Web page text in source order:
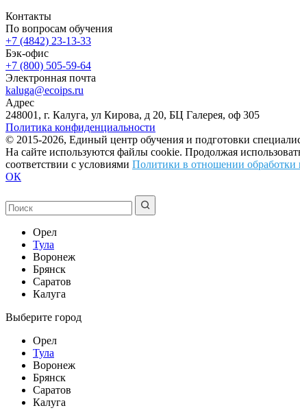
Контакты
По вопросам обучения
+7 (4842) 23-13-33
Бэк-офис
+7 (800) 505-59-64
Электронная почта
kaluga@ecoips.ru
Адрес
248001, г. Калуга, ул Кирова, д 20, БЦ Галерея, оф 305
Политика конфиденциальности
© 2015-2026, Единый центр обучения и подготовки
На сайте используются файлы cookie. Продолжая
соответствии с условиями Политики в отношении обработки
ОК
Орел
Тула
Воронеж
Брянск
Саратов
Калуга
Выберите город
Орел
Тула
Воронеж
Брянск
Саратов
Калуга